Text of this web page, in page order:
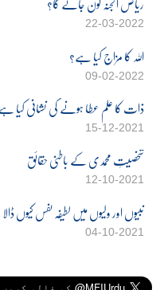
22-03-2022
اللہ کا مزاج کیا ہے؟
09-02-2022
ذات کا علم عطا ہونے کی نشانی کیا
15-12-2021
شخصیتِ محمدی کے باطنی حقائق
12-10-2021
نبیوں اور ولیوں میں لطیفہ نفس کیوں
04-10-2021